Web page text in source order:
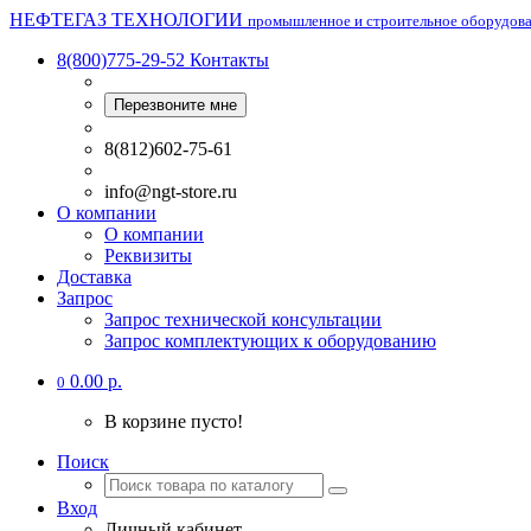
НЕФТЕГАЗ ТЕХНОЛОГИИ промышленное и строительное
8(800)775-29-52 Контакты
Перезвоните мне
8(812)602-75-61
info@ngt-store.ru
О компании
О компании
Реквизиты
Доставка
Запрос
Запрос технической консультации
Запрос комплектующих к оборудованию
0 0.00 р.
В корзине пусто!
Поиск
Вход